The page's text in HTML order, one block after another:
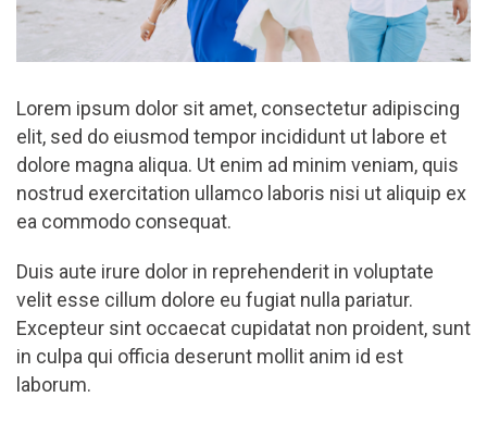
Lorem ipsum dolor sit amet, consectetur adipiscing
elit, sed do eiusmod tempor incididunt ut labore et
dolore magna aliqua. Ut enim ad minim veniam, quis
nostrud exercitation ullamco laboris nisi ut aliquip ex
ea commodo consequat.
Duis aute irure dolor in reprehenderit in voluptate
velit esse cillum dolore eu fugiat nulla pariatur.
Excepteur sint occaecat cupidatat non proident, sunt
in culpa qui officia deserunt mollit anim id est
laborum.